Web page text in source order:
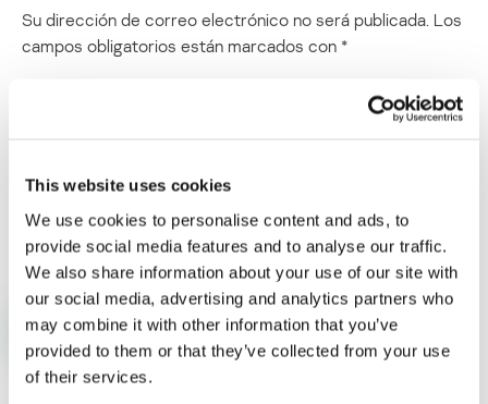
This website uses cookies
We use cookies to personalise content and ads, to
provide social media features and to analyse our traffic.
We also share information about your use of our site with
our social media, advertising and analytics partners who
may combine it with other information that you’ve
provided to them or that they’ve collected from your use
of their services.
Su dirección de correo electrónico no será publicada. Los
campos obligatorios están marcados con *